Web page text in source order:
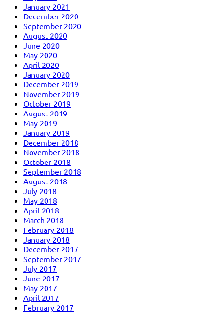
January 2021
December 2020
September 2020
August 2020
June 2020
May 2020
April 2020
January 2020
December 2019
November 2019
October 2019
August 2019
May 2019
January 2019
December 2018
November 2018
October 2018
September 2018
August 2018
July 2018
May 2018
April 2018
March 2018
February 2018
January 2018
December 2017
September 2017
July 2017
June 2017
May 2017
April 2017
February 2017